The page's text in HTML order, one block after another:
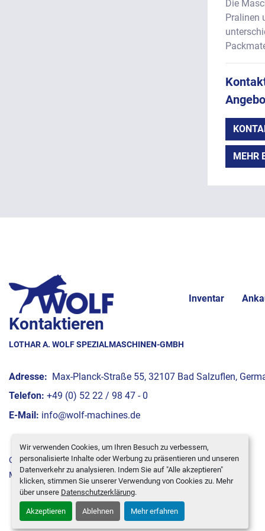
Wir verwenden Cookies, um Ihren Besuch zu verbessern,
personalisierte Inhalte oder Werbung zu präsentieren und unseren
Datenverkehr zu analysieren. Indem Sie auf "Alle akzeptieren"
klicken, stimmen Sie unserer Verwendung von Cookies zu. Mehr
über unsere Datenschutzerklärung.
Akzeptieren Ablehnen Mehr erfahren
Die
Pralinen
MEHR
Inventar
Kontaktieren
LOTHAR A. WOLF SPEZIALMASCHINEN-GMBH
Adresse: Max-Planck-Straße 55, 32107 Bad Salzuflen,
Telefon: +49 (0) 52 22 / 98 47 - 0
E-Mail: info@wolf-machines.de
Cookie-Einstellungen
Machinio System-Website vonMachinio